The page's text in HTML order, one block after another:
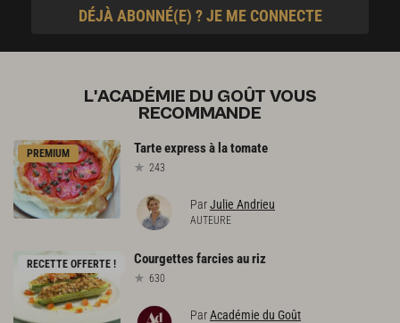
DÉJÀ ABONNÉ(E) ? JE ME CONNECTE
L'ACADÉMIE DU GOÛT VOUS
RECOMMANDE
PREMIUM Tarteexpressà latomate
243
ParJulie Andrieu
AUTEURE
RECETTE OFFERTE ! Courgettesfarciesauriz
630
ParAcadémie du Goût